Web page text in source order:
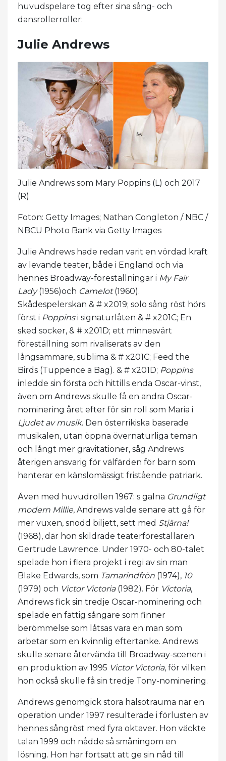
huvudspelare tog efter sina sång- och
dansrollerroller:
Julie Andrews
Julie Andrews som Mary Poppins (L) och 2017
(R)
Foton: Getty Images; Nathan Congleton / NBC /
NBCU Photo Bank via Getty Images
Julie Andrews hade redan varit en vördad kraft
av levande teater, både i England och via
hennes Broadway-föreställningar i My Fair
Lady(1956)och Camelot(1960).
Skådespelerskan & # x2019; solo sång röst hörs
först i Poppinsi signaturlåten & # x201C; En
sked socker, & # x201D; ett minnesvärt
föreställning som rivaliserats av den
långsammare, sublima & # x201C; Feed the
Birds (Tuppence a Bag). & # x201D; Poppins
inledde sin första och hittills enda Oscar-vinst,
även om Andrews skulle få en andra Oscar-
nominering året efter för sin roll som Maria i
Ljudet av musik. Den österrikiska baserade
musikalen, utan öppna övernaturliga teman
och långt mer gravitationer, såg Andrews
återigen ansvarig för välfärden för barn som
hanterar en känslomässigt fristående patriark.
Även med huvudrollen 1967: s galna Grundligt
modern Millie, Andrews valde senare att gå för
mer vuxen, snodd biljett, sett med Stjärna!
(1968), där hon skildrade teaterföreställaren
Gertrude Lawrence. Under 1970- och 80-talet
spelade hon i flera projekt i regi av sin man
Blake Edwards, som Tamarindfrön (1974), 10
(1979) och Victor Victoria(1982). För Victoria,
Andrews fick sin tredje Oscar-nominering och
spelade en fattig sångare som finner
berömmelse som låtsas vara en man som
arbetar som en kvinnlig eftertanke. Andrews
skulle senare återvända till Broadway-scenen i
en produktion av 1995 Victor Victoria, för vilken
hon också skulle få sin tredje Tony-nominering.
Andrews genomgick stora hälsotrauma när en
operation under 1997 resulterade i förlusten av
hennes sångröst med fyra oktaver. Hon väckte
talan 1999 och nådde så småningom en
lösning. Hon har fortsatt att ge sin nåd till